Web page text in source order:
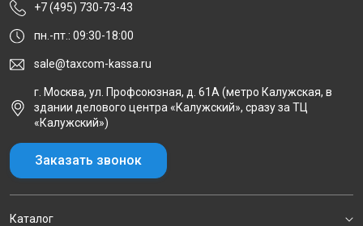
+7 (495) 730-73-43
пн.-пт.: 09:30-18:00
sale@taxcom-kassa.ru
г. Москва, ул. Профсоюзная, д. 61А (метро Калужская, в
здании делового центра «Калужский», сразу за ТЦ
«Калужский»)
Заказать звонок
Каталог